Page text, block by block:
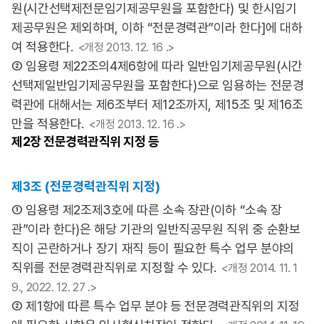
원(시간선택제전문임기제공무원을 포함한다) 및 한시임기
제공무원은 제외하며, 이하 “전문경력관”이라 한다]에 대하
여 적용한다. <개정 2013. 12. 16 .>
② 임용령 제22조의4제6항에 따라 일반임기제공무원(시간
선택제일반임기제공무원을 포함한다)으로 임용하는 전문경
력관에 대해서는 제6조부터 제12조까지, 제15조 및 제16조
만을 적용한다. <개정 2013. 12. 16 .>
제2장전문경력관직위 지정 등
제3조 (전문경력관직위 지정)
① 임용령 제2조제3호에 따른 소속 장관(이하 “소속 장
관”이라 한다)은 해당 기관의 일반직공무원 직위 중 순환보
직이 곤란하거나 장기 재직 등이 필요한 특수 업무 분야의
직위를 전문경력관직위로 지정할 수 있다. <개정 2014. 11. 1
9., 2022. 12. 27 .>
② 제1항에 따른 특수 업무 분야 등 전문경력관직위의 지정